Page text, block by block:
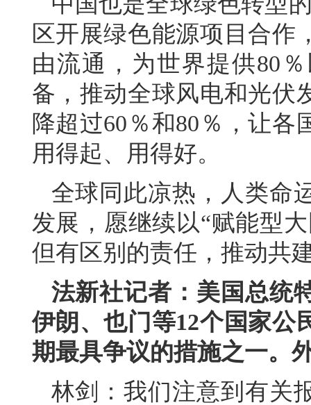
区开展绿色能源项目合作
由流通，为世界提供80
备，推动全球风电和光伏
降超过60％和80％，让
用得起、用得好。
全球同此凉热，人类命
发展，愿继续以“赋能型
但有区别的责任，推动共
法新社记者：美国总统
伊朗、也门等12个国家公
期最具争议的措施之一。
林剑：我们注意到有关